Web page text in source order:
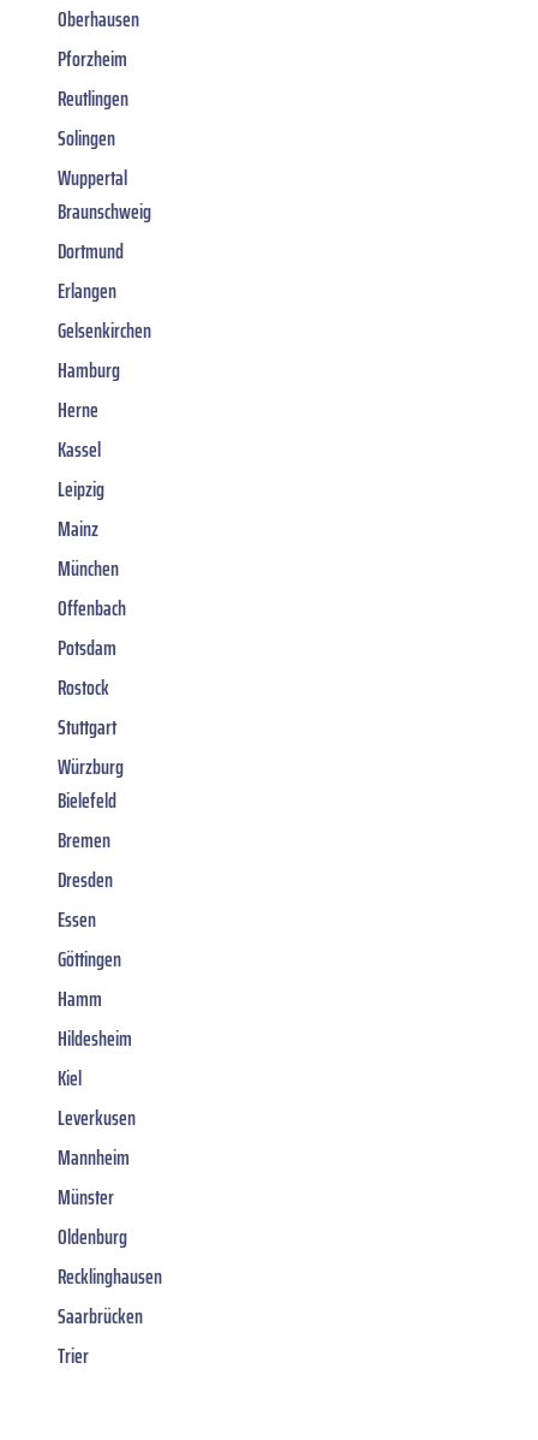
Oberhausen
Pforzheim
Reutlingen
Solingen
Wuppertal
Braunschweig
Dortmund
Erlangen
Gelsenkirchen
Hamburg
Herne
Kassel
Leipzig
Mainz
München
Offenbach
Potsdam
Rostock
Stuttgart
Würzburg
Bielefeld
Bremen
Dresden
Essen
Göttingen
Hamm
Hildesheim
Kiel
Leverkusen
Mannheim
Münster
Oldenburg
Recklinghausen
Saarbrücken
Trier